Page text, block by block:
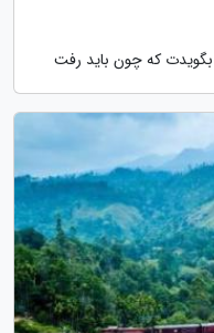
که چون باید رفت